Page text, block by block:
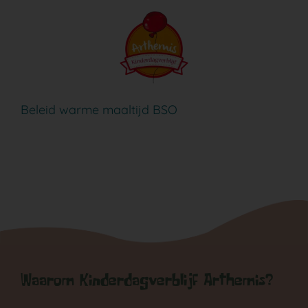
Beleid warme maaltijd BSO
Waarom Kinderdagverblijf Arthemis?